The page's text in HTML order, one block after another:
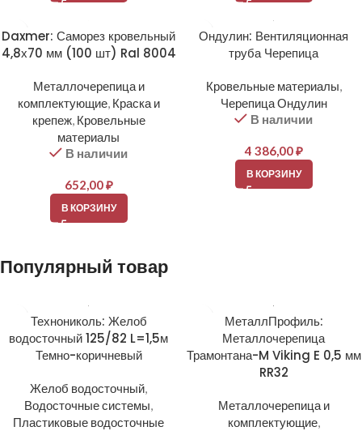
Daxmer: Саморез кровельный
4,8х70 мм (100 шт) Ral 8004
Металлочерепица и
комплектующие, Краска и
крепеж, Кровельные
материалы
В наличии
652,00₽
В КОРЗИНУ
Ондулин: Вентиляционная
труба Черепица
Кровельные материалы,
Черепица Ондулин
В наличии
4 386,00₽
В КОРЗИНУ
Популярный товар
Технониколь: Желоб
водосточный 125/82 L=1,5м
Темно-коричневый
Желоб водосточный,
Водосточные системы,
Пластиковые водосточные
МеталлПрофиль:
Металлочерепица
Трамонтана-M Viking E 0,5 мм
RR32
Металлочерепица и
комплектующие,